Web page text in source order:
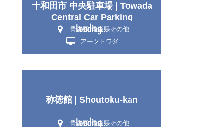
十和田市 中央駐車場 | Towada
Central Car Parking
青森県 青森県その他
アーツトワダ
称徳館 | Shoutoku-kan
青森県 青森県その他